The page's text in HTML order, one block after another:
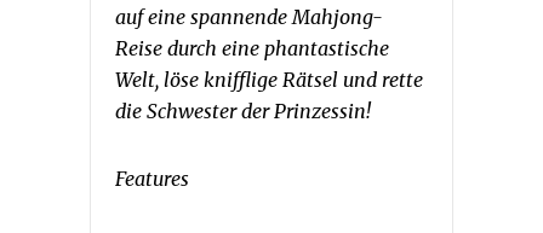
auf eine spannende Mahjong-
Reise durch eine phantastische
Welt, löse knifflige Rätsel und rette
die Schwester der Prinzessin!
Features